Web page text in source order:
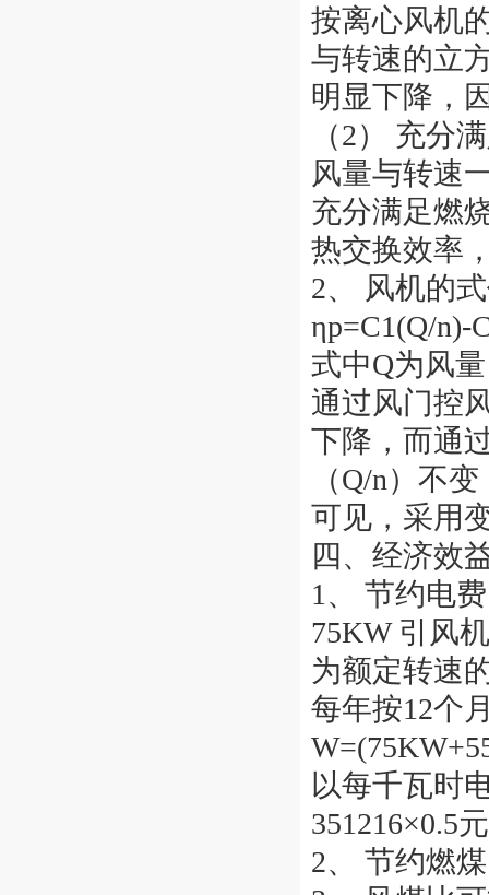
按离心风机
与转速的立
明显下降，
（2） 充分
风量与转速
充分满足燃
热交换效率
2、 风机的
ηp=C1(Q/n)-
式中Q为风
通过风门控
下降，而通
（Q/n）不
可见，采用
四、经济效
1、 节约电费
75KW 引风
为额定转速
每年按12个
以每千瓦时
351216×0.5
2、 节约燃煤